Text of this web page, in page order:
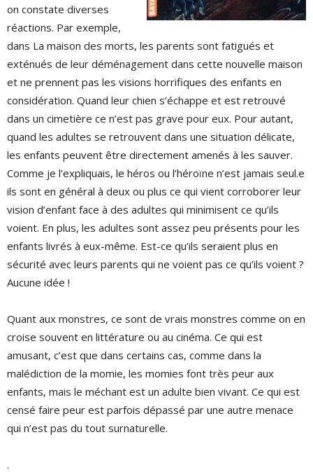
on constate diverses
réactions. Par exemple,
dans La maison des morts, les parents sont fatigués et
exténués de leur déménagement dans cette nouvelle maison
et ne prennent pas les visions horrifiques des enfants en
considération. Quand leur chien s’échappe et est retrouvé
dans un cimetière ce n’est pas grave pour eux. Pour autant,
quand les adultes se retrouvent dans une situation délicate,
les enfants peuvent être directement amenés à les sauver.
Comme je l’expliquais, le héros ou l’héroïne n’est jamais seul.e
ils sont en général à deux ou plus ce qui vient corroborer leur
vision d’enfant face à des adultes qui minimisent ce qu’ils
voient. En plus, les adultes sont assez peu présents pour les
enfants livrés à eux-même. Est-ce qu’ils seraient plus en
sécurité avec leurs parents qui ne voient pas ce qu’ils voient ?
Aucune idée !
Quant aux monstres, ce sont de vrais monstres comme on en
croise souvent en littérature ou au cinéma. Ce qui est
amusant, c’est que dans certains cas, comme dans la
malédiction de la momie, les momies font très peur aux
enfants, mais le méchant est un adulte bien vivant. Ce qui est
censé faire peur est parfois dépassé par une autre menace
qui n’est pas du tout surnaturelle.
.